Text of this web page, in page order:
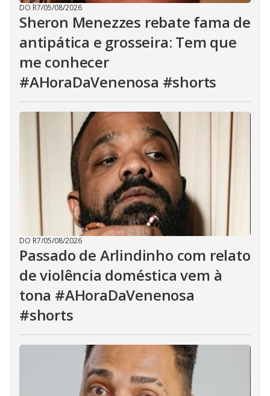
DO R7/05/08/2026
Sheron Menezzes rebate fama de
antipática e grosseira: Tem que
me conhecer
#AHoraDaVenenosa #shorts
DO R7/05/08/2026
Passado de Arlindinho com relato
de violência doméstica vem à
tona #AHoraDaVenenosa
#shorts